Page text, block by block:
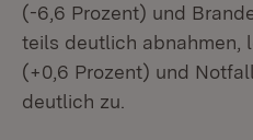
(-6,6 Prozent) und
teils deutlich abnahmen,
(+0,6 Prozent) und
deutlich zu.